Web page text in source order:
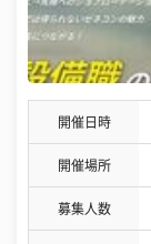
開催日時
開催場所
募集人数